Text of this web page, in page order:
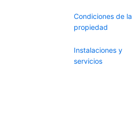
Condiciones de la
propiedad
Instalaciones y
servicios